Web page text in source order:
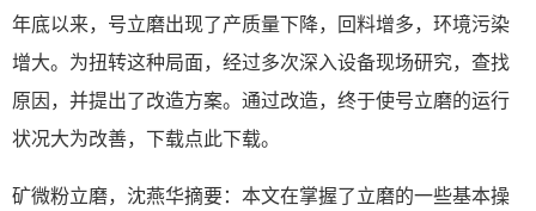
年底以来，号立磨出现了产质量下降，回料增多，环境污染
增大。为扭转这种局面，经过多次深入设备现场研究，查找
原因，并提出了改造方案。通过改造，终于使号立磨的运行
状况大为改善，下载点此下载。
矿微粉立磨，沈燕华摘要：本文在掌握了立磨的一些基本操